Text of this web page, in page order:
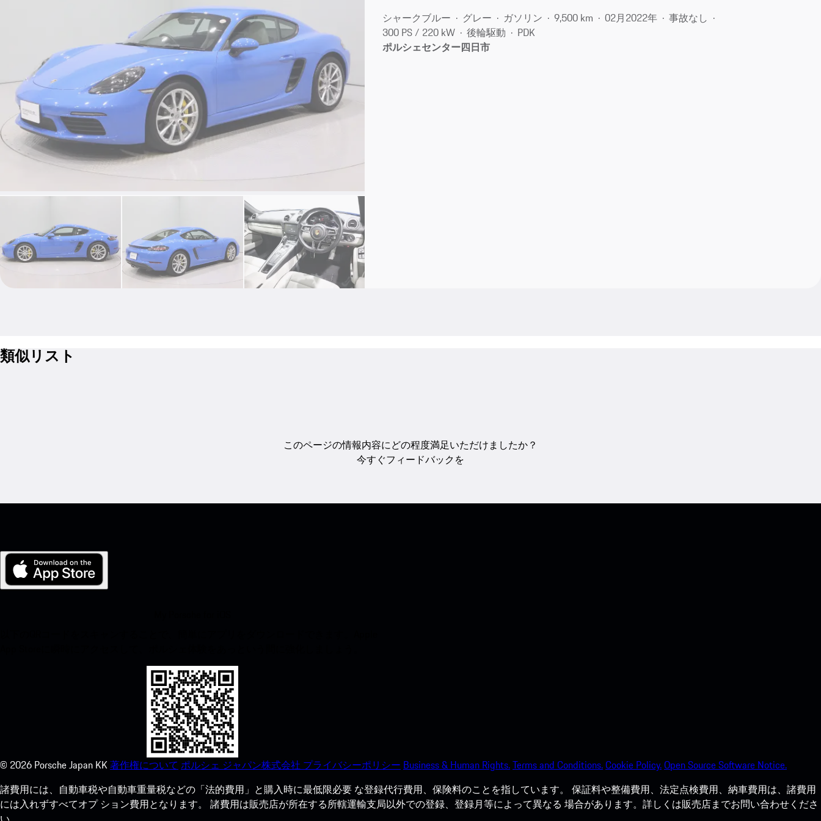
シャークブルー グレー ガソリン 9,500 km 02月​2022年
事故なし
300 PS / 220 kW
後輪駆動
PDK
ポルシェセンター四日市
類似リスト
このページの情報内容にどの程度満足いただけましたか？
今すぐフィードバックを
© 2026 Porsche Japan KK著作権について ポルシェ ジャパン株式会社 プライバシーポリシー Business & Human Rights.Terms and Conditions.Cookie Policy.Open Source Software Notice.
諸費用には、自動車税や自動車重量税などの「法的費用」と購入時に最低限必要 な登録代行費用、保険料のことを指しています。 保証料や整備費用、法定点検費用、納車費用は、諸費用
には入れずすべてオプ ション費用となります。 諸費用は販売店が所在する所轄運輸支局以外での登録、登録月等によって異なる 場合があります。詳しくは販売店までお問い合わせくださ